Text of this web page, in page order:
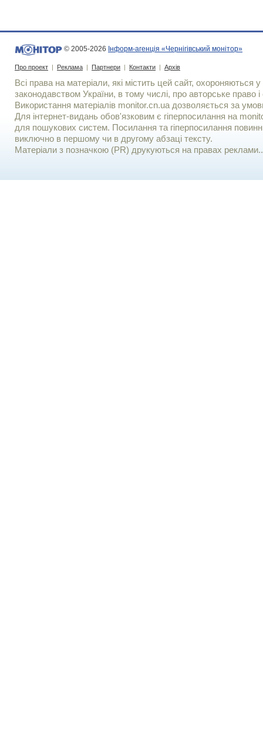
© 2005-2026 Інформ-агенція «Чернігівський монітор»
Про проект | Реклама | Партнери | Контакти | Архів
Всі права на матеріали, які містить цей сайт, охороняються у
законодавством України, в тому числі, про авторське право і
Використання матерiалiв monitor.cn.ua дозволяється за
Для iнтернет-видань обов'язковим є гiперпосилання на
для пошукових систем. Посилання та гіперпосилання
виключно в першому чи в другому абзаці тексту.
Матеріали з позначкою (PR) друкуються на правах реклами..